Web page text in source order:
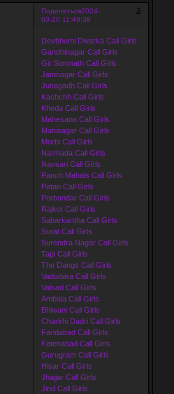
Поделиться 3
2024-
03-20 11:49:38
Devbhumi Dwarka Call Girls
Gandhinagar Call Girls
Gir Somnath Call Girls
Jamnagar Call Girls
Junagadh Call Girls
Kachchh Call Girls
Kheda Call Girls
Mahesana Call Girls
Mahisagar Call Girls
Morbi Call Girls
Narmada Call Girls
Navsari Call Girls
Panch Mahals Call Girls
Patan Call Girls
Porbandar Call Girls
Rajkot Call Girls
Sabarkantha Call Girls
Surat Call Girls
Surendra Nagar Call Girls
Tapi Call Girls
The Dangs Call Girls
Vadodara Call Girls
Valsad Call Girls
Ambala Call Girls
Bhiwani Call Girls
Charkhi Dadri Call Girls
Faridabad Call Girls
Fatehabad Call Girls
Gurugram Call Girls
Hisar Call Girls
Jhajjar Call Girls
Jind Call Girls